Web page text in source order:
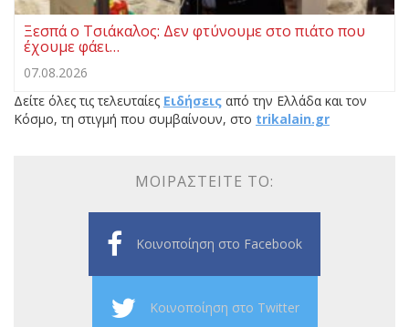
Ξεσπά ο Τσιάκαλος: Δεν φτύνουμε στο πιάτο που
έχουμε φάει…
07.08.2026
Δείτε όλες τις τελευταίες Ειδήσεις από την Ελλάδα και τον
Κόσμο, τη στιγμή που συμβαίνουν, στο trikalain.gr
ΜΟΙΡΑΣΤΕΊΤΕ ΤΟ:
Κοινοποίηση στο Facebook
Κοινοποίηση στο Twitter